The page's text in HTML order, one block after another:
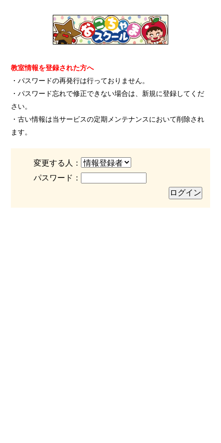
教室情報を登録された方へ
・パスワードの再発行は行っておりません。
・パスワード忘れで修正できない場合は、新規に登録してくだ
さい。
・古い情報は当サービスの定期メンテナンスにおいて削除され
ます。
変更する人：
パスワード：